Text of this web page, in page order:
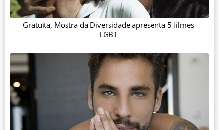
Gratuita, Mostra da Diversidade apresenta 5 filmes
LGBT